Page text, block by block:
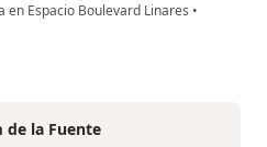
Espacio Boulevard Linares •
de la Fuente